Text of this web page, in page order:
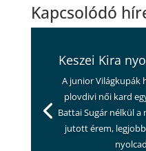
Kapcsolódó
Keszei Kira
A junior Világkupák
plovdivi női kard
Battai Sugár nélkül
jutott érem,